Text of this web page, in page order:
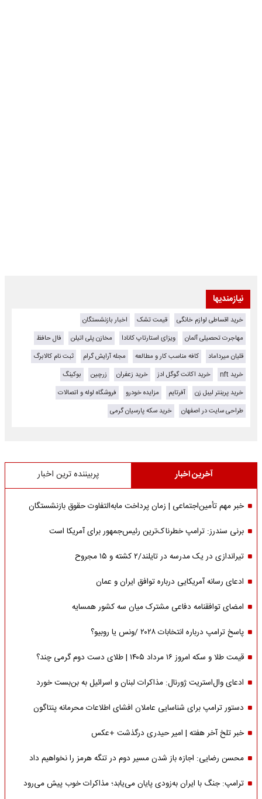
نیازمندیها
خرید اقساطی لوازم خانگی قیمت تشک
اخبار بازنشستگان
مهاجرت تحصیلی آلمان
ویزای استارتاپ کانادا مخازن پلی اتیلن
فال حافظ
قلیان میرداماد
کافه مناسب کار و مطالعه مجله آرایش گرام
ثبت نام کالابرگ
خرید nft
خرید اکانت گوگل ادز خرید زعفران زرچین
بوکینگ
خرید پرینتر لیبل زن
آفرتایم مزایده خودرو
فروشگاه لوله و اتصالات
طراحی سایت در اصفهان
خرید سکه پارسیان گرمی
آخرین اخبار پربیننده ترین اخبار
خبر مهم تأمین‌اجتماعی | زمان پرداخت مابه‌التفاوت حقوق بازنشستگان
برنی سندرز: ترامپ خطرناک‌ترین رئیس‌جمهور برای آمریکا است
تیراندازی در یک مدرسه در تایلند/۲ کشته و ۱۵ مجروح
ادعای رسانه آمریکایی درباره توافق ایران و عمان
امضای توافقنامه دفاعی مشترک میان سه کشور همسایه
پاسخ ترامپ درباره انتخابات ۲۰۲۸ /ونس یا روبیو؟
قیمت طلا و سکه امروز ۱۶ مرداد ۱۴۰۵ | طلای دست دوم گرمی چند؟
ادعای وال‌استریت ژورنال: مذاکرات لبنان و اسرائیل به بن‌بست خورد
دستور ترامپ برای شناسایی عاملان افشای اطلاعات محرمانه پنتاگون
خبر تلخ آخر هفته | امیر حیدری درگذشت +عکس
محسن رضایی: اجازه باز شدن مسیر دوم در تنگه هرمز را نخواهیم داد
ترامپ: جنگ با ایران به‌زودی پایان می‌یابد؛ مذاکرات خوب پیش می‌رود